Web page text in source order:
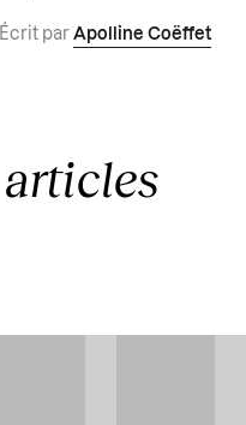
Écrit par Apolline Coëffet
articles